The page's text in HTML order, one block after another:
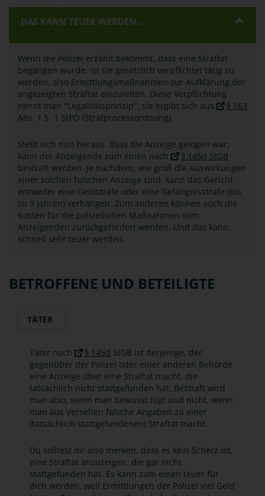
DAS KANN TEUER WERDEN...
Wenn die Polizei erzählt bekommt, dass eine Straftat
begangen wurde, ist sie gesetzlich verpflichtet tätig zu
werden, also Ermittlungsmaßnahmen zur Aufklärung der
angezeigten Straftat einzuleiten. Diese Verpflichtung
nennt man "Legalitätsprinzip"; sie ergibt sich aus
§ 163
Abs. 1 S. 1 StPO (Strafprozessordnung).
Stellt sich nun heraus, dass die Anzeige gelogen war,
kann der Anzeigende zum einen nach
§ 145d StGB
bestraft werden. Je nachdem, wie groß die Auswirkungen
einer solchen falschen Anzeige sind, kann das Gericht
entweder eine Geldstrafe oder eine Gefängnisstrafe (bis
zu 3 Jahren) verhängen. Zum anderen können auch die
Kosten für die polizeilichen Maßnahmen vom
Anzeigenden zurückgefordert werden. Und das kann
schnell sehr teuer werden.
BETROFFENE UND BETEILIGTE
TÄTER
Täter nach § 145d StGB ist derjenige, der
gegenüber der Polizei oder einer anderen Behörde
eine Anzeige über eine Straftat macht, die
tatsächlich nicht stattgefunden hat. Bestraft wird
man also, wenn man bewusst lügt und nicht, wenn
man aus Versehen falsche Angaben zu einer
(tatsächlich stattgefundenen) Straftat macht.
Du solltest dir also merken, dass es kein Scherz ist,
eine Straftat anzuzeigen, die gar nicht
stattgefunden hat. Es kann zum einen teuer für
dich werden, weil Ermittlungen der Polizei viel Geld